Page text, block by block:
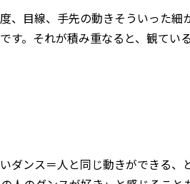
目線、手先の動き――そういった細
す。それが積み重なると、観てい
ダンス＝人と同じ動きができる、